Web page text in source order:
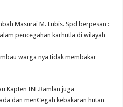
Masurai M. Lubis. Spd berpesan :
pencegahan karhutla di wilayah
warga nya tidak membakar
Kapten INF.Ramlan juga
dan menCegah kebakaran hutan